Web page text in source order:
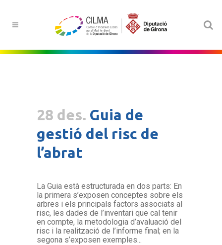
28 des. Guia de
gestió del risc de
l’abrat
La Guia està estructurada en dos parts: En
la primera s’exposen conceptes sobre els
arbres i els principals factors associats al
risc, les dades de l’inventari que cal tenir
en compte, la metodologia d’avaluació del
risc i la realització de l’informe final; en la
segona s’exposen exemples...